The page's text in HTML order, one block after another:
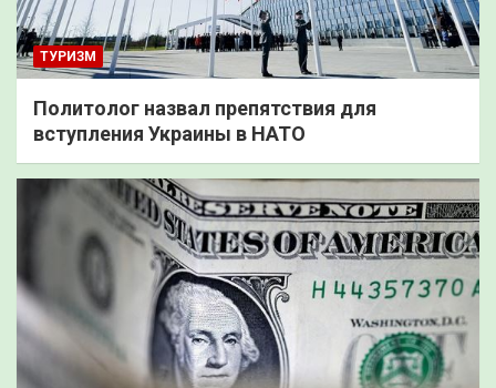
ТУРИЗМ
Политолог назвал препятствия для
вступления Украины в НАТО